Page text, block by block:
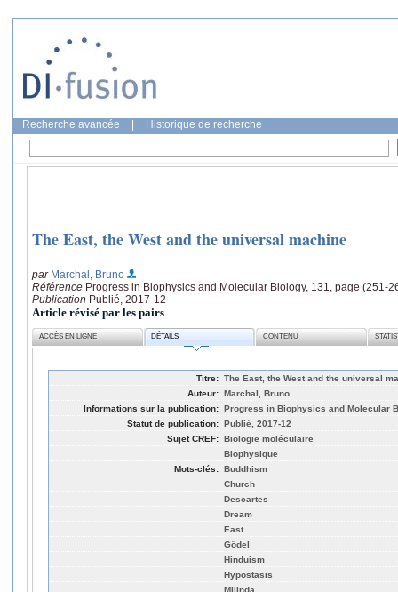
Recherche avancée Historique de recherche
The East, the West and the universal machine
par Marchal, Bruno
Référence Progress in Biophysics and Molecular Biology, 131, page (251-
Publication Publié, 2017-12
Article révisé par les pairs
ACCÈS EN LIGNE DÉTAILS CONTENU
Titre: The East, the West and the universal
Auteur: Marchal, Bruno
Informations sur la publication: Progress in Biophysics and Molecular
Statut de publication: Publié, 2017-12
Sujet CREF: Biologie moléculaire
Biophysique
Mots-clés: Buddhism
Church
Descartes
Dream
East
Gödel
Hinduism
Hypostasis
Milinda